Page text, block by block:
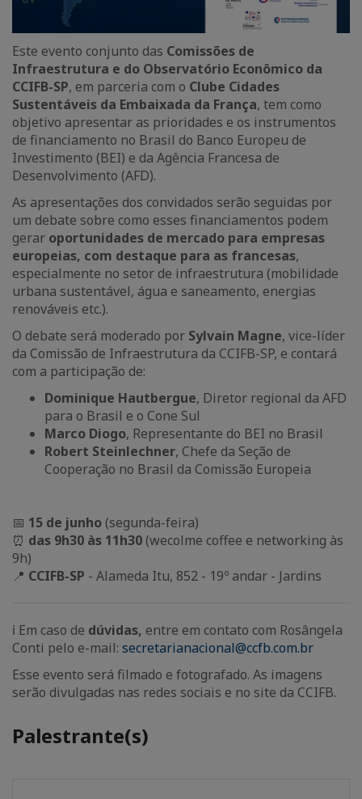
Este evento conjunto das Comissões de
Infraestrutura e do Observatório Econômico da
CCIFB-SP, em parceria com o Clube Cidades
Sustentáveis da Embaixada da França, tem como
objetivo apresentar as prioridades e os instrumentos
de financiamento no Brasil do Banco Europeu de
Investimento (BEI) e da Agência Francesa de
Desenvolvimento (AFD).
As apresentações dos convidados serão seguidas por
um debate sobre como esses financiamentos podem
gerar oportunidades de mercado para empresas
europeias, com destaque para as francesas,
especialmente no setor de infraestrutura (mobilidade
urbana sustentável, água e saneamento, energias
renováveis etc.).
O debate será moderado por Sylvain Magne, vice-líder
da Comissão de Infraestrutura da CCIFB-SP, e contará
com a participação de:
Dominique Hautbergue, Diretor regional da AFD
para o Brasil e o Cone Sul
Marco Diogo, Representante do BEI no Brasil
Robert Steinlechner, Chefe da Seção de
Cooperação no Brasil da Comissão Europeia
📅 15 de junho (segunda-feira)
⏰ das 9h30 às 11h30 (wecolme coffee e networking às
9h)
📍 CCIFB-SP - Alameda Itu, 852 - 19º andar - Jardins
ℹ️ Em caso de dúvidas, entre em contato com Rosângela
Conti pelo e-mail: secretarianacional@ccfb.com.br
Esse evento será filmado e fotografado. As imagens
serão divulgadas nas redes sociais e no site da CCIFB.
Palestrante(s)